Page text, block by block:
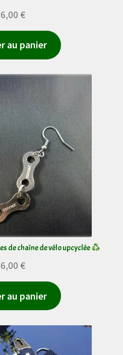
€
au panier
de chaîne de vélo upcyclée
€
au panier